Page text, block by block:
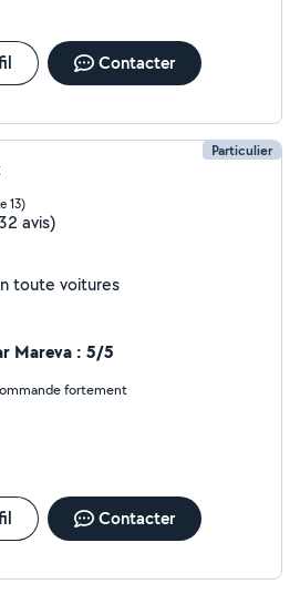
Contacter
Particulier
13)
avis)
toute voitures
Mareva : 5/5
fortement
Contacter